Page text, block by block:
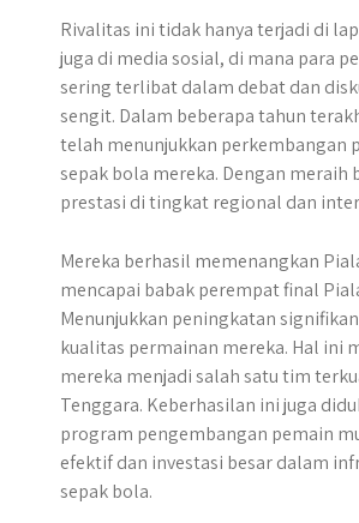
Rivalitas ini tidak hanya terjadi di
juga di media sosial, di mana para
sering terlibat dalam debat dan
sengit. Dalam beberapa tahun
telah menunjukkan perkembangan
sepak bola mereka. Dengan meraih
prestasi di tingkat regional dan
Mereka berhasil memenangkan
mencapai babak perempat final
Menunjukkan peningkatan
kualitas permainan mereka. Hal ini
mereka menjadi salah satu tim
Tenggara. Keberhasilan ini juga
program pengembangan pemain
efektif dan investasi besar dalam
sepak bola.